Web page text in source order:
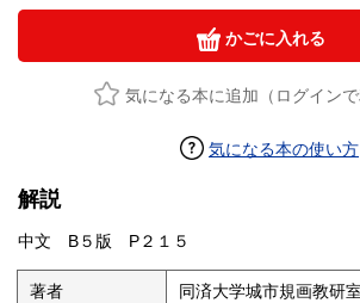
かごに入れる
気になる本に追加（ログインで
気になる本の使い方
解説
中文 B５版 P２１５
著者 同済大学城市規画教研